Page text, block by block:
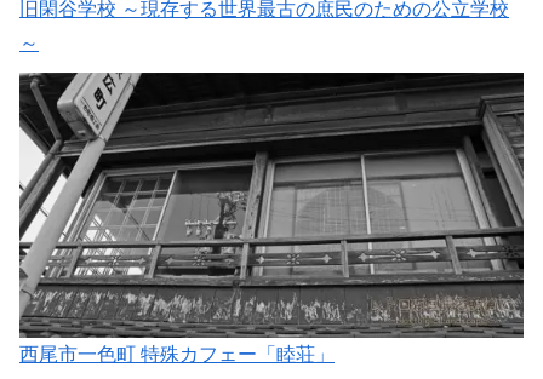
旧閑谷学校 ～現存する世界最古の庶民のための公立学校
～
西尾市一色町 特殊カフェー「睦荘」